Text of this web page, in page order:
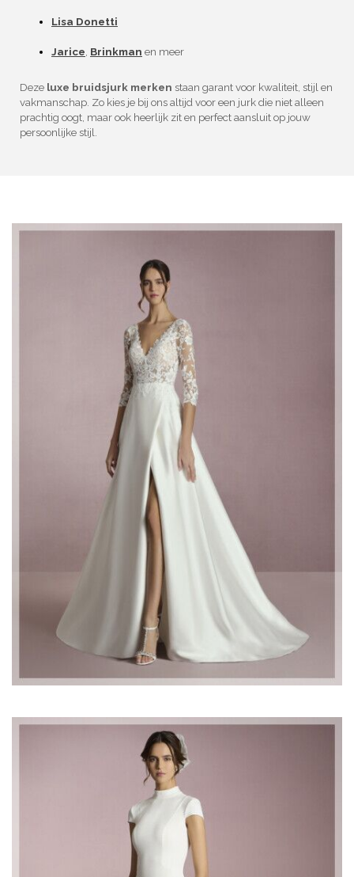
Lisa Donetti
Jarice Brinkman en meer
Deze luxe bruidsjurk merken staan garant voor kwaliteit, stijl en
vakmanschap. Zo kies je bij ons altijd voor een jurk die niet alleen
prachtig oogt, maar ook heerlijk zit en perfect aansluit op jouw
persoonlijke stijl.